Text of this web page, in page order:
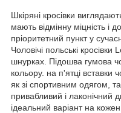
Шкіряні кросівки
мають відмінну міцність і
пріоритетний пункт у
Чоловічі польські кросівки
шнурках. Підошва гумова
кольору. на п'ятці вставки
як зі спортивним одягом,
привабливий і лаконічний
ідеальний варіант на